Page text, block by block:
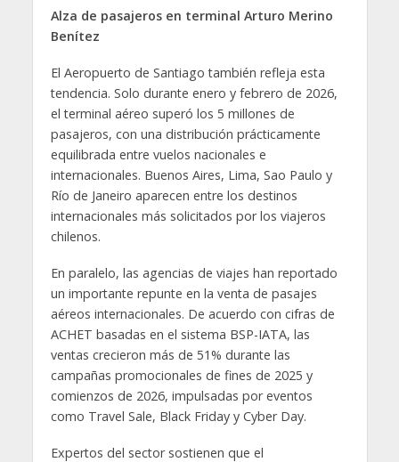
Alza de pasajeros en terminal Arturo Merino
Benítez
El Aeropuerto de Santiago también refleja esta
tendencia. Solo durante enero y febrero de 2026,
el terminal aéreo superó los 5 millones de
pasajeros, con una distribución prácticamente
equilibrada entre vuelos nacionales e
internacionales. Buenos Aires, Lima, Sao Paulo y
Río de Janeiro aparecen entre los destinos
internacionales más solicitados por los viajeros
chilenos.
En paralelo, las agencias de viajes han reportado
un importante repunte en la venta de pasajes
aéreos internacionales. De acuerdo con cifras de
ACHET basadas en el sistema BSP-IATA, las
ventas crecieron más de 51% durante las
campañas promocionales de fines de 2025 y
comienzos de 2026, impulsadas por eventos
como Travel Sale, Black Friday y Cyber Day.
Expertos del sector sostienen que el